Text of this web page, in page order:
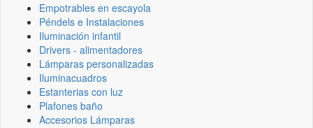
Empotrables en escayola
Péndels e Instalaciones
Iluminación infantil
Drivers - alimentadores
Lámparas personalizadas
Iluminacuadros
Estanterias con luz
Plafones baño
Accesorios Lámparas